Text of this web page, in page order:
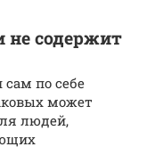
не содержит
сам по себе
может
людей,